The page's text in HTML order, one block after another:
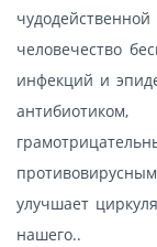
человечество
инфекций и
улучшает
нашего..